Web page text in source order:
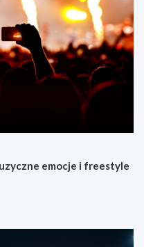
emocje i freestyle